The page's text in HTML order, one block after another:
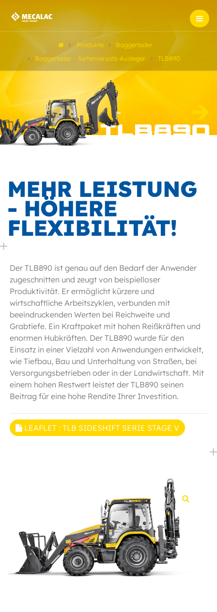
Produkte
Baggerlader
Baggerlader - Seitenversatz-Ausleger
TLB890
MEHR LEISTUNG
- HÖHERE
FLEXIBILITÄT!
Der TLB890 ist genau auf den Bedarf der Anwender
zugeschnitten und zeugt von beispielloser
Produktivität. Er ermöglicht kürzere und
wirtschaftliche Arbeitszyklen, verbunden mit
beeindruckenden Werten bei Reichweite und
Grabtiefe. Ein Kraftpaket mit hohen Reißkräften und
enormen Hubkräften. Der TLB890 wurde für den
Einsatz in einer Vielzahl von Anwendungen entwickelt,
wie Tiefbau, Bau und Unterhaltung von Straßen, bei
Versorgungsbetrieben oder in der Landwirtschaft. Mit
einem hohen Restwert leistet der TLB890 seinen
Beitrag für eine hohe Rendite Ihrer Investition.
LEAFLET : TLB SIDESHIFT SERIE STAGE V